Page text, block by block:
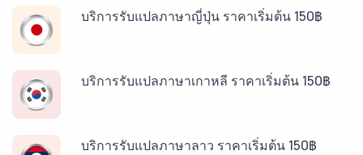
บริการรับแปลภาษาญี่ปุ่น ราคาเริ่มต้น 150฿
บริการรับแปลภาษาเกาหลี ราคาเริ่มต้น 150฿
บริการรับแปลภาษาลาว ราคาเริ่มต้น 150฿